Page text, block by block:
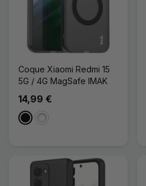
Coque Xiaomi Redmi 15
5G / 4G MagSafe IMAK
14,99 €
NoirBlanc